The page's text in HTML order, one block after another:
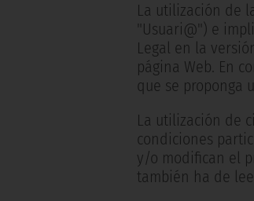
La utilización de
"Usuari@") e
Legal en la
página Web. En
que se proponga
La utilización de
condiciones
y/o modifican el
también ha de